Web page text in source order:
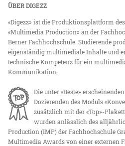
ÜBER DIGEZZ
«Digezz» ist die Produktionsplattform
«Multimedia Production» an der
Berner Fachhochschule. Studierende
eigenständig multimediale Inhalte und
technische Kompetenz für ein
Kommunikation.
Die unter «Beste»
Dozierenden des Moduls
zusätzlich mit der «Top»-
wurden anlässlich des
Production (IMP) der Fachhochschule
Multimedia Awards von einer externen